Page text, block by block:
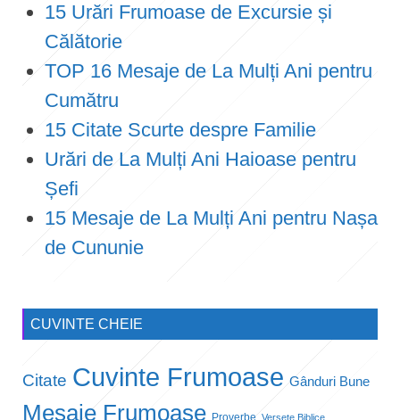
15 Urări Frumoase de Excursie și
Călătorie
TOP 16 Mesaje de La Mulți Ani pentru
Cumătru
15 Citate Scurte despre Familie
Urări de La Mulți Ani Haioase pentru
Șefi
15 Mesaje de La Mulți Ani pentru Nașa
de Cununie
CUVINTE CHEIE
Citate Cuvinte Frumoase Gânduri Bune
Mesaje Frumoase Versete Biblice